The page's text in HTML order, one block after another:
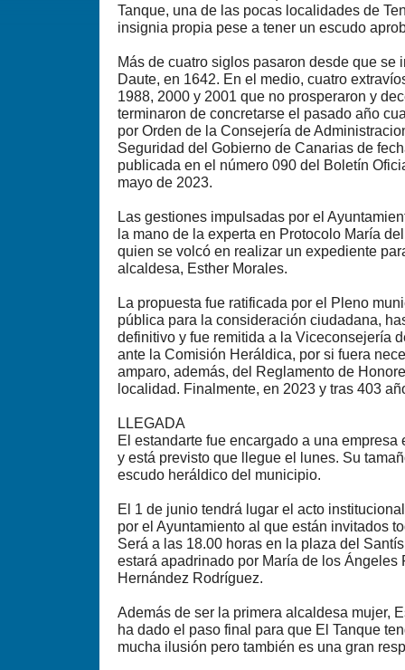
Tanque, una de las pocas localidades de
insignia propia pese a tener un escudo
Más de cuatro siglos pasaron desde que se
Daute, en 1642. En el medio, cuatro
1988, 2000 y 2001 que no prosperaron y
terminaron de concretarse el pasado año
por Orden de la Consejería de
Seguridad del Gobierno de Canarias de
publicada en el número 090 del Boletín
mayo de 2023.
Las gestiones impulsadas por el
la mano de la experta en Protocolo María
quien se volcó en realizar un expediente
alcaldesa, Esther Morales.
La propuesta fue ratificada por el Pleno
pública para la consideración ciudadana,
definitivo y fue remitida a la Viceconsejería
ante la Comisión Heráldica, por si fuera
amparo, además, del Reglamento de
localidad. Finalmente, en 2023 y tras 403
LLEGADA
El estandarte fue encargado a una
y está previsto que llegue el lunes. Su
escudo heráldico del municipio.
El 1 de junio tendrá lugar el acto
por el Ayuntamiento al que están invitados
Será a las 18.00 horas en la plaza del
estará apadrinado por María de los Ángeles
Hernández Rodríguez.
Además de ser la primera alcaldesa mujer,
ha dado el paso final para que El Tanque
mucha ilusión pero también es una gran